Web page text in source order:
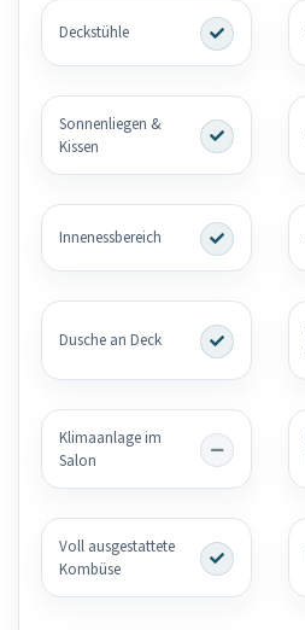
Deckstühle
Sonnenliegen &
Kissen
Innenessbereich
Dusche an Deck
Klimaanlage im
Salon
Voll ausgestattete
Kombüse